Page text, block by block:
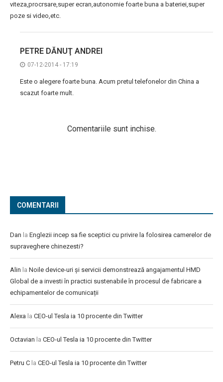
viteza,procrsare,super ecran,autonomie foarte buna a bateriei,super
poze si video,etc.
PETRE DĂNUŢ ANDREI
07-12-2014 - 17:19
Este o alegere foarte buna. Acum pretul telefonelor din China a
scazut foarte mult.
Comentariile sunt inchise.
COMENTARII
Dan la Englezii incep sa fie sceptici cu privire la folosirea camerelor de
supraveghere chinezesti?
Alin la Noile device-uri și servicii demonstrează angajamentul HMD
Global de a investi în practici sustenabile în procesul de fabricare a
echipamentelor de comunicații
Alexa la CEO-ul Tesla ia 10 procente din Twitter
Octavian la CEO-ul Tesla ia 10 procente din Twitter
Petru C la CEO-ul Tesla ia 10 procente din Twitter